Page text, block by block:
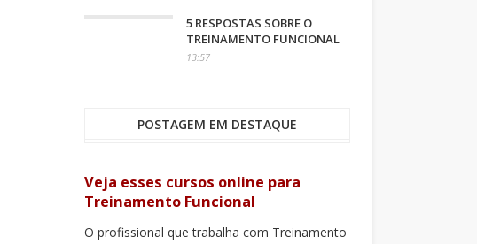
5 RESPOSTAS SOBRE O
TREINAMENTO FUNCIONAL
13:57
POSTAGEM EM DESTAQUE
Veja esses cursos online para
Treinamento Funcional
O profissional que trabalha com Treinamento